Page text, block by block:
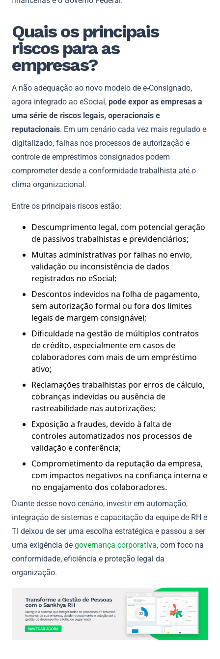
Quais os principais
riscos para as
empresas?
A não adequação ao novo modelo de e-Consignado,
agora integrado ao eSocial, pode expor as empresas a
uma série de riscos legais, operacionais e
reputacionais. Em um cenário cada vez mais regulado e
digitalizado, falhas nos processos de autorização e
controle de empréstimos consignados podem
comprometer desde a conformidade trabalhista até o
clima organizacional.
Entre os principais riscos estão:
Descumprimento legal, com potencial geração
de passivos trabalhistas e previdenciários;
Multas administrativas por falhas no envio,
validação ou inconsistência de dados
registrados no eSocial;
Descontos indevidos na folha de pagamento,
sem autorização formal ou fora dos limites
legais de margem consignável;
Dificuldade na gestão de múltiplos contratos
de crédito, especialmente em casos de
colaboradores com mais de um empréstimo
ativo;
Reclamações trabalhistas por erros de cálculo,
cobranças indevidas ou ausência de
rastreabilidade nas autorizações;
Exposição a fraudes, devido à falta de
controles automatizados nos processos de
validação e conferência;
Comprometimento da reputação da empresa,
com impactos negativos na confiança interna e
no engajamento dos colaboradores.
Diante desse novo cenário, investir em automação,
integração de sistemas e capacitação da equipe de RH e
TI deixou de ser uma escolha estratégica e passou a ser
uma exigência de governança corporativa, com foco na
conformidade, eficiência e proteção legal da
organização.